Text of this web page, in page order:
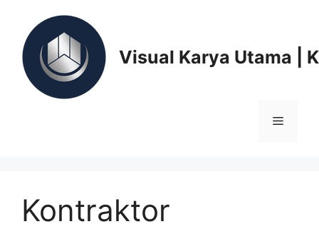
content
Visual Karya Utama |
Menu
Kontraktor